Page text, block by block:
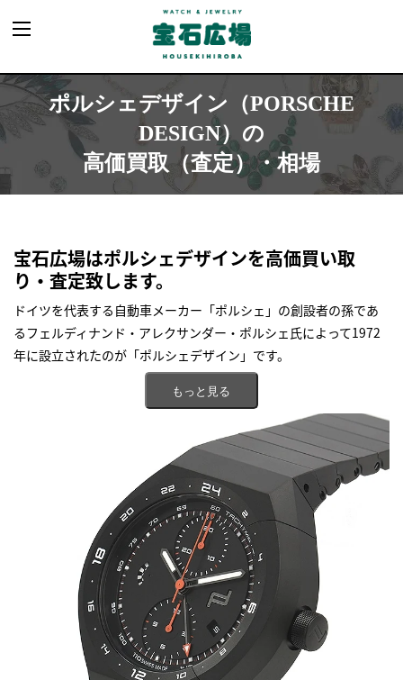
ポルシェデザイン （PORSCHE
DESIGN）の
高価買取（査定）・相場
宝石広場はポルシェデザインを高価買い取
り・査定致します。
ドイツを代表する自動車メーカー「ポルシェ」の創設者の孫であ
るフェルディナンド・アレクサンダー・ポルシェ氏によって1972
年に設立されたのが「ポルシェデザイン」です。
ブランドの設立から間もなく世界初のフルブラックの時計を発表
した事や、1980年にはこちらも世界初となるチタン製の時計を発
また、ポルシェオーナーのみが手に入れる事の出来るモデルや、
自動車の内部と同一の素材でデザインされたモデルもあり、ポル
シェファンからの高い支持を得る同ブランド。デザイン面のみに
特化しているように感じられますが時計の内部にも抜かりなく、
スイスの名門であるIWCや有名ムーブメント製作会社と提携してお
り時計ファンの心も掴んで離しません。
ポルシェデザインを取り扱う日本の店舗は少なく流通量も多くは
ありませんが、宝石広場では多数の販売実績を誇ります。
販売実績があるからこその高価買取金額をご提示させていただき
ますので、ポルシェデザインのお買取りは当店にお任せ下さい。
もっと見る